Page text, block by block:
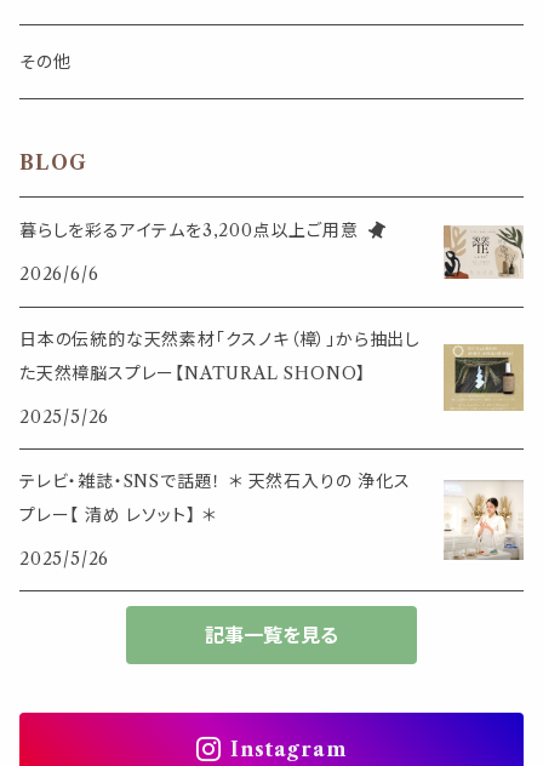
スライドケース
ミニサイズ
大きめサイズ
50個以上の大容量
ダブルクリップ・その他
ステッカー・マスキングテープ・付箋
筆記用具
フック・マグネット・画鋲
収納・小物トレー
スマホアイテム
生活アイテム
ピアス
ブレスレット
その他
カトラリー
その他
BLOG
暮らしを彩るアイテムを3,200点以上ご用意
2026/6/6
日本の伝統的な天然素材「クスノキ（樟）」から抽出し
た天然樟脳スプレー【NATURAL SHONO】
2025/5/26
テレビ・雑誌・SNSで話題！ ＊ 天然石入りの 浄化ス
プレー【 清め レソット】 ＊
2025/5/26
記事一覧を見る
Instagram